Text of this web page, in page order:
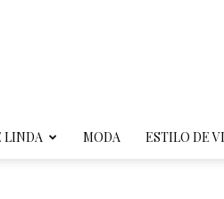
LINDA MODA ESTILO DE